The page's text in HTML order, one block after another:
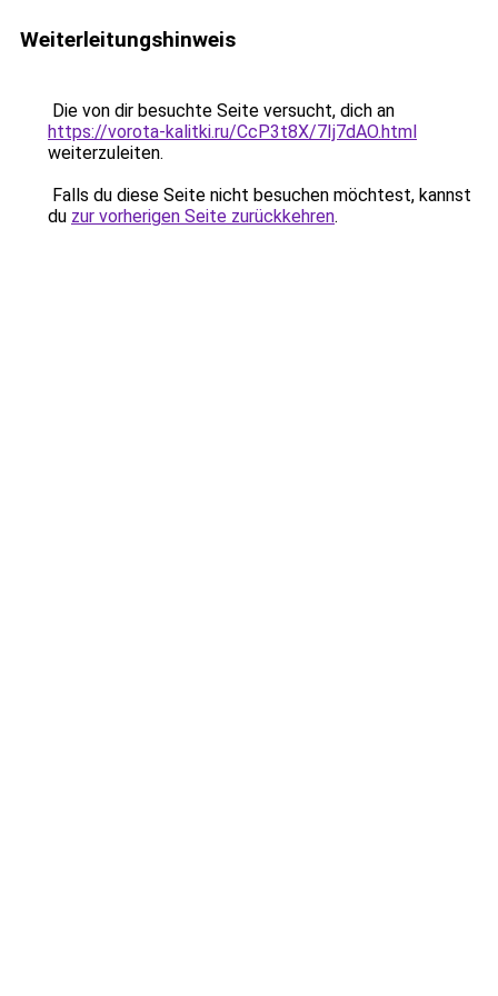
Weiterleitungshinweis
Die von dir besuchte Seite versucht, dich an
https://vorota-kalitki.ru/CcP3t8X/7Ij7dAO.html
weiterzuleiten.
Falls du diese Seite nicht besuchen möchtest, kannst
du zur vorherigen Seite zurückkehren.